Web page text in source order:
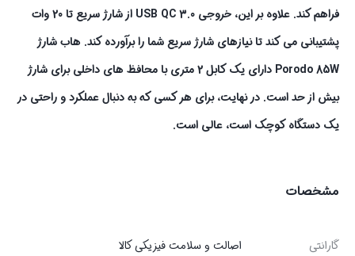
فراهم کند. علاوه بر این، خروجی USB QC 3.0 از شارژ سریع تا 20 وات
پشتیبانی می کند تا نیازهای شارژ سریع شما را برآورده کند. هاب شارژ
Porodo 85W دارای یک کابل 2 متری با محافظ های داخلی برای شارژ
بیش از حد است. در نهایت، برای هر کسی که به دنبال عملکرد و راحتی در
یک دستگاه کوچک است، عالی است.
مشخصات
گارانتی اصالت و سلامت فیزیکی کالا